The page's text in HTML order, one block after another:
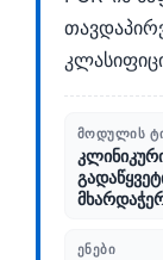
ᲛᲝᲓᲣᲚᲘᲡ
ᲔᲜᲔᲑᲘ